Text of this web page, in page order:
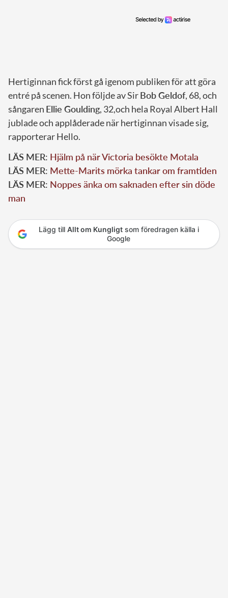
Hertiginnan fick först gå igenom publiken för att göra
entré på scenen. Hon följde av SirBob Geldof, 68, och
sångaren Ellie Goulding, 32,och hela Royal Albert Hall
jublade och applåderade när hertiginnan visade sig,
rapporterar Hello.
LÄS MER: Hjälm på när Victoria besökte Motala
LÄS MER: Mette-Marits mörka tankar om framtiden
LÄS MER: Noppes änka om saknaden efter sin döde
man
Lägg till Allt om Kungligtsom föredragen källa i
Google